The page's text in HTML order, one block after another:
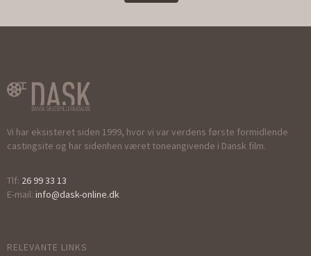
Vi har eksisteret siden 1999, hvor vi var verdens første formidlende
castingsite og har sidenhen været toneangivende i Dansk film.
Tlf: 26 99 33 13
E-mail: info@dask-online.dk
RELEVANTE LINKS